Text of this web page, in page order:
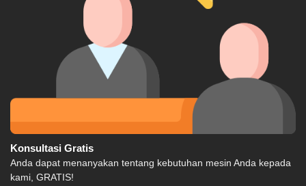
Konsultasi Gratis
Anda dapat menanyakan tentang kebutuhan mesin Anda kepada
kami, GRATIS!